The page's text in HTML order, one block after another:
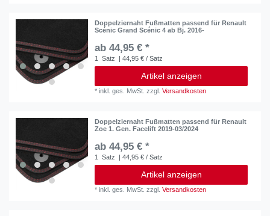
Doppelziernaht Fußmatten passend für Renault
Scénic Grand Scénic 4 ab Bj. 2016-
ab 44,95 € *
1 Satz | 44,95 € / Satz
Artikel anzeigen
*inkl. ges. MwSt. zzgl.Versandkosten
Doppelziernaht Fußmatten passend für Renault
Zoe 1. Gen. Facelift 2019-03/2024
ab 44,95 € *
1 Satz | 44,95 € / Satz
Artikel anzeigen
*inkl. ges. MwSt. zzgl.Versandkosten